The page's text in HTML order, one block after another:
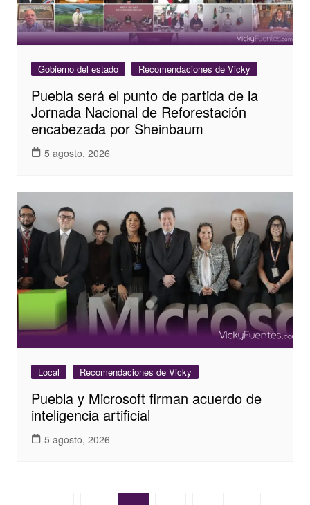
Gobierno del estado Recomendaciones de Vicky
Puebla será el punto de partida de la
Jornada Nacional de Reforestación
encabezada por Sheinbaum
5 agosto, 2026
Local Recomendaciones de Vicky
Puebla y Microsoft firman acuerdo de
inteligencia artificial
5 agosto, 2026